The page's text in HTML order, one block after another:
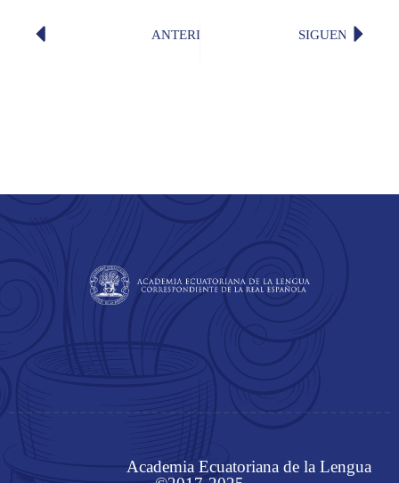
ANTERIOR Conversatorio sobre la literatura
SIGUENTE«No
Academia Ecuatoriana de la Lengua